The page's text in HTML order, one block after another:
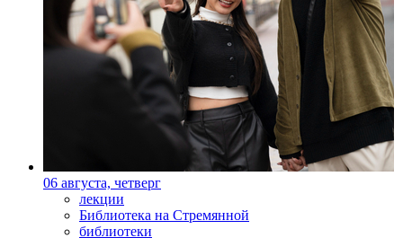
06 августа, четверг
лекции
Библиотека на Стремянной
библиотеки